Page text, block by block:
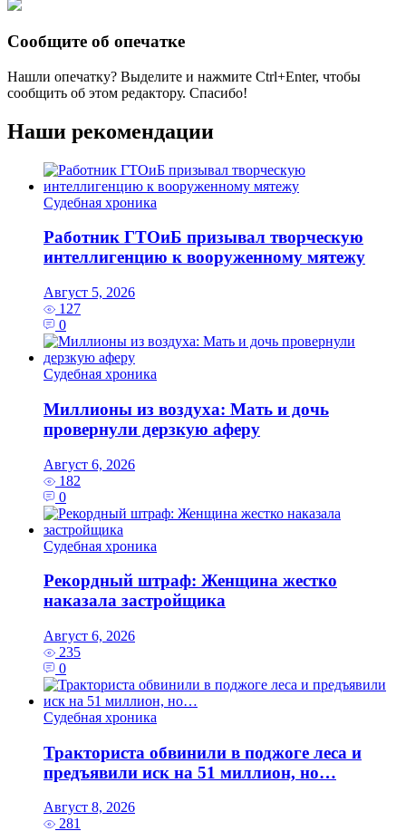
Сообщите об опечатке
Нашли опечатку? Выделите и нажмите Ctrl+Enter, чтобы
сообщить об этом редактору. Спасибо!
Наши рекомендации
Судебная хроника
Работник ГТОиБ призывал творческую
интеллигенцию к вооруженному мятежу
Август 5, 2026
127
0
Судебная хроника
Миллионы из воздуха: Мать и дочь
провернули дерзкую аферу
Август 6, 2026
182
0
Судебная хроника
Рекордный штраф: Женщина жестко
наказала застройщика
Август 6, 2026
235
0
Судебная хроника
Тракториста обвинили в поджоге леса и
предъявили иск на 51 миллион, но…
Август 8, 2026
281